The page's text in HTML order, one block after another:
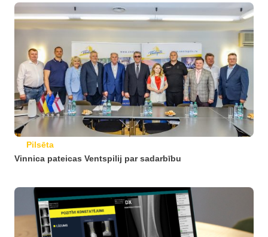
Pilsēta
Vinnica pateicas Ventspilij par sadarbību